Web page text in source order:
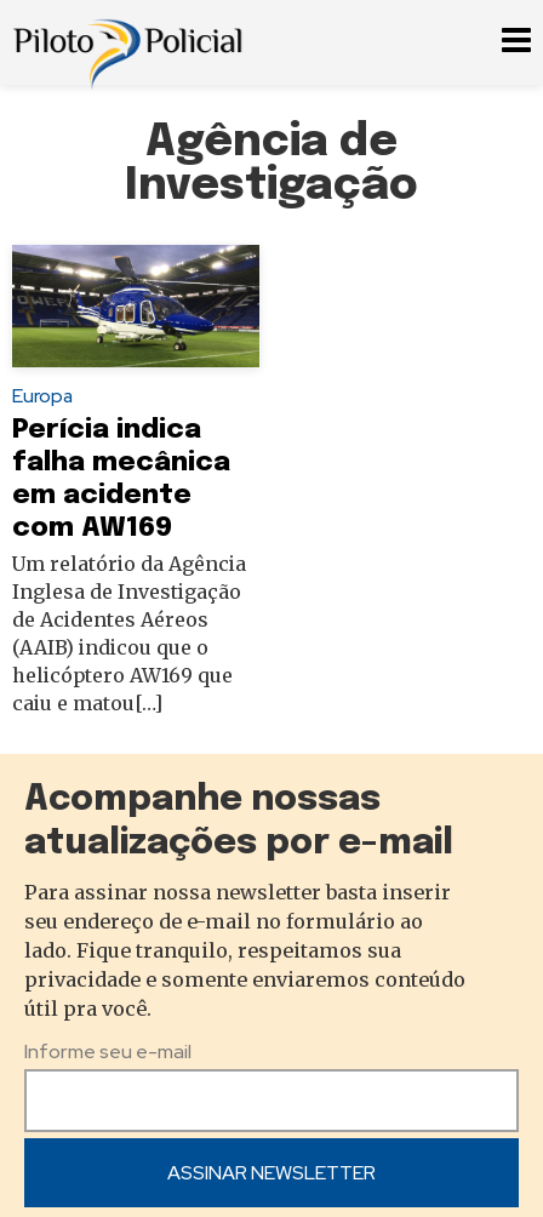
Agência de
Investigação
Europa
Perícia indica
falha mecânica
em acidente
com AW169
Um relatório da Agência
Inglesa de Investigação
de Acidentes Aéreos
(AAIB) indicou que o
helicóptero AW169 que
caiu e matou[…]
Acompanhe nossas
atualizações por e-mail
Para assinar nossa newsletter basta inserir
seu endereço de e-mail no formulário ao
lado. Fique tranquilo, respeitamos sua
privacidade e somente enviaremos conteúdo
útil pra você.
Informe seu e-mail